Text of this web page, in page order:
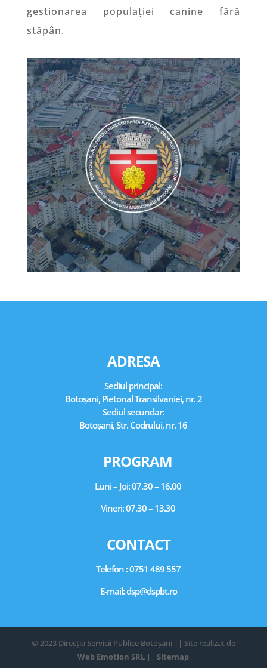
gestionarea populației canine fără
stăpân.
ADRESA
Sediul principal:
Botoșani, Pietonal Transilvaniei, nr. 2
Sediul secundar:
Botoșani, Str. Codrului, nr. 16
PROGRAM
Luni – Joi: 07.30 – 16.00
Vineri: 07.30 – 13.30
CONTACT
Telefon : 0751 489 557
E-mail:dsp@dspbt.ro
© 2023 Direcția Servicii Publice Botoșani || Site realizat de
Web Emotion SRL ||Sitemap